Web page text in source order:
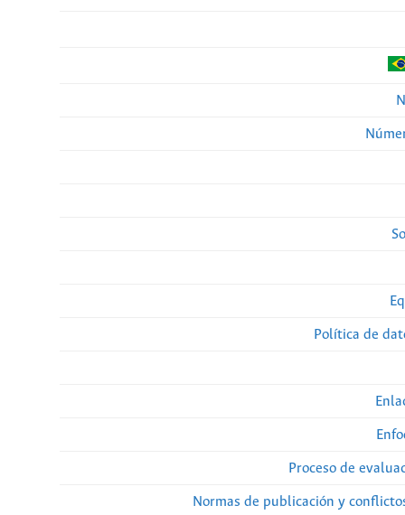
Política de
Proceso de
Normas de publicación y